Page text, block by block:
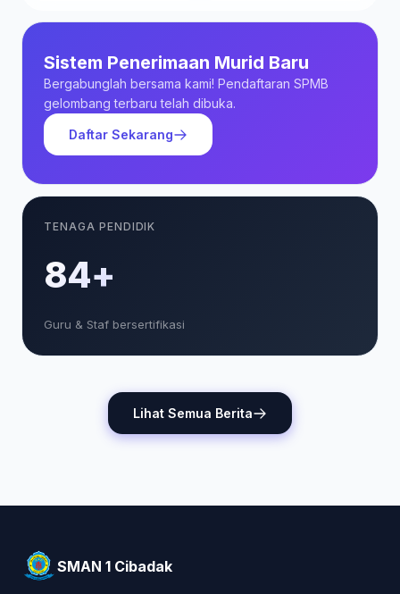
Sistem Penerimaan Murid Baru
Bergabunglah bersama kami! Pendaftaran SPMB
gelombang terbaru telah dibuka.
Daftar Sekarang
TENAGA PENDIDIK
85+
Guru & Staf bersertifikasi
Lihat Semua Berita
SMAN 1 Cibadak